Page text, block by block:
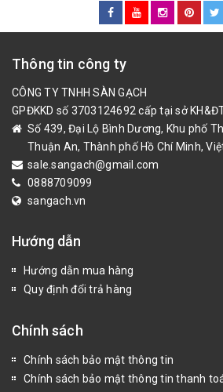
Thông tin công ty
CÔNG TY TNHH SÀN GẠCH
GPĐKKD số 3703124692 cấp tại sở
Số 439, Đại Lộ Bình Dương, Khu phố
Thuận An, Thành phố Hồ Chí Minh,
sale.sangach@gmail.com
0888709099
sangach.vn
Hướng dẫn
Hướng dẫn mua hàng
Quy định đổi trả hàng
Chính sách
Chính sách bảo mật thông tin
Chính sách bảo mật thông tin thanh